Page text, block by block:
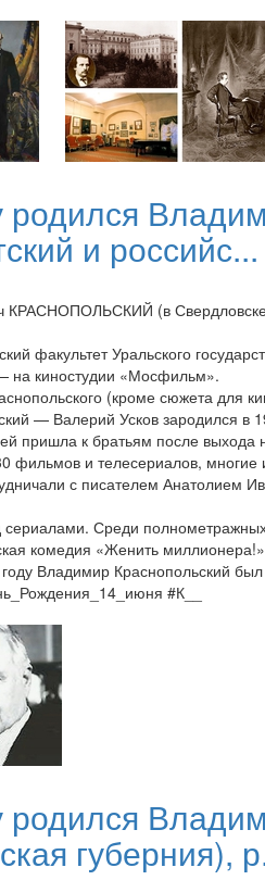
родился
и российс...
КРАСНОПОЛЬСКИЙ (в
факультет Уральского
на киностудии «Мосфильм».
(кроме сюжета
— Валерий Усков зародился в
пришла к братьям после
фильмов и телесериалов, многие
с писателем
Среди
комедия «Женить
Владимир Краснопольский
#К__
родился
губерния),